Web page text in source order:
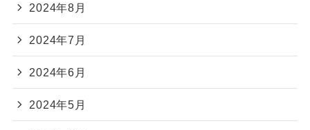
2024年8月
2024年7月
2024年6月
2024年5月